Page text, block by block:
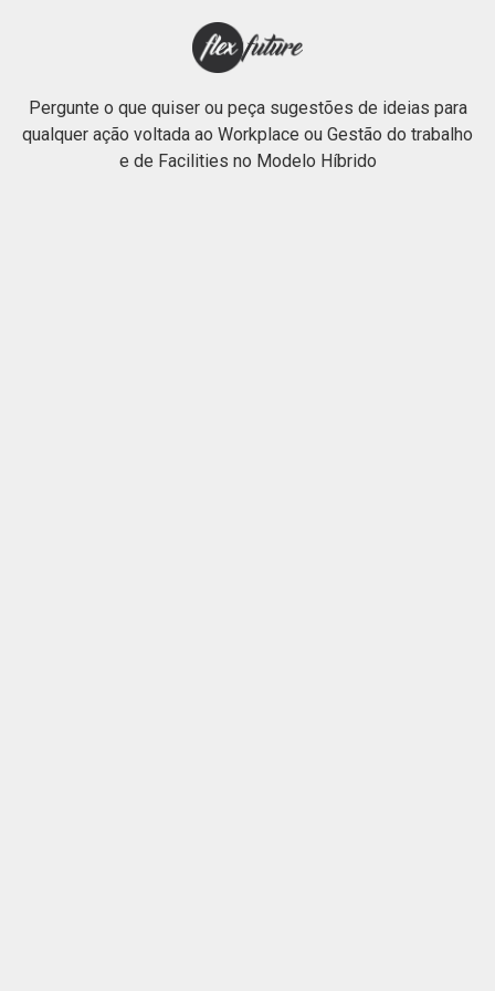
Pergunte o que quiser ou peça sugestões de ideias para
qualquer ação voltada ao Workplace ou Gestão do trabalho
e de Facilities no Modelo Híbrido